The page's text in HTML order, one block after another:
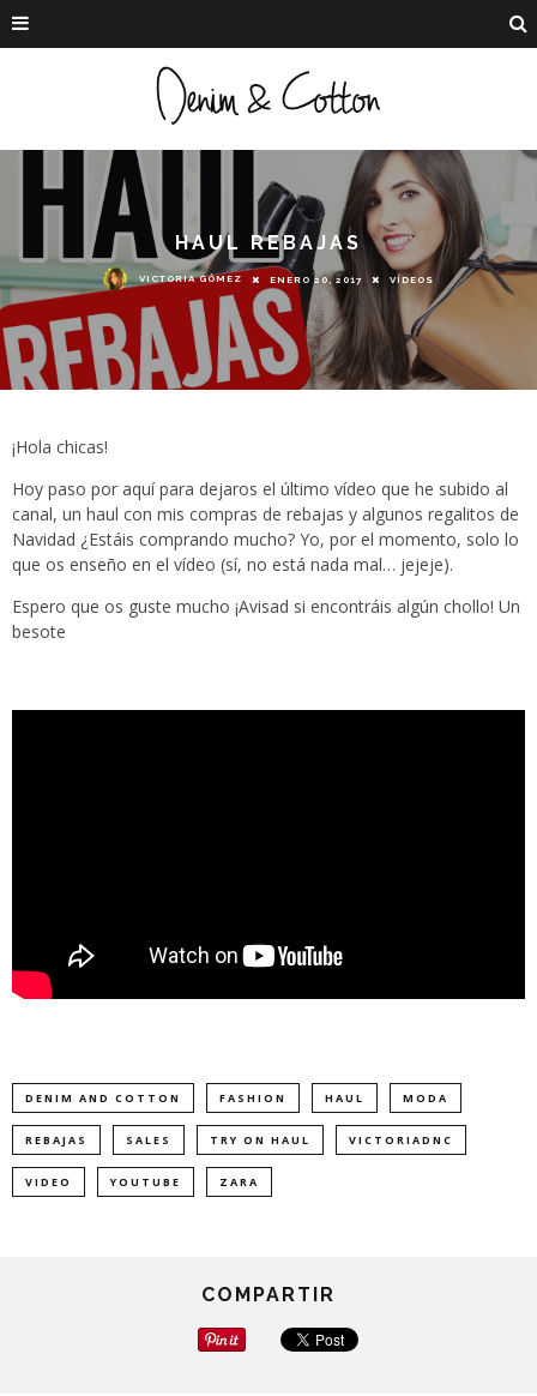
HAUL REBAJAS
VICTORIA GÓMEZ ENERO 20, 2017 VÍDEOS
¡Hola chicas!
Hoy paso por aquí para dejaros el último vídeo que he subido al
canal, un haul con mis compras de rebajas y algunos regalitos de
Navidad ¿Estáis comprando mucho? Yo, por el momento, solo lo
que os enseño en el vídeo (sí, no está nada mal… jejeje).
Espero que os guste mucho ¡Avisad si encontráis algún chollo! Un
besote
DENIM AND COTTON FASHION HAUL MODA
REBAJAS SALES TRY ON HAUL VICTORIADNC
VIDEO YOUTUBE ZARA
COMPARTIR